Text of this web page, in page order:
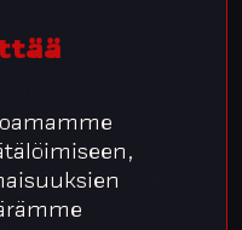
ja
ohjaamaan